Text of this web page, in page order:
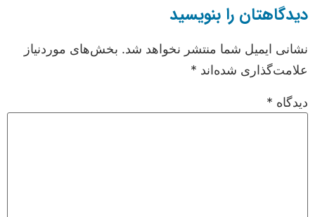
دیدگاهتان را بنویسید
نشانی ایمیل شما منتشر نخواهد شد. بخش‌های موردنیاز
علامت‌گذاری شده‌اند *
دیدگاه *